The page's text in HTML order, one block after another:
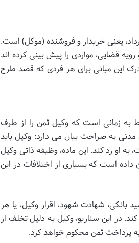
یعنی خریدار و فروشنده (موکل) است.
قضایی، مواردی را پیش بینی کرده اند
این مبانی برای هر فردی که قصد طرح
به زمانی است که وکیل ثمن را از طرف
کرده، اما از تحویل آن به موکل خودداری می کند. ماده 668 قانون مدنی به صراحت بیان می دارد: وکیل باید
او رد کند. این ماده، وظیفه ذاتی وکیل
است که بسیاری از اختلافات در این
بانکی، شهادت شهود، اقرار وکیل، یا هر
در این سناریو، وکیل به دلیل تخلف از
به پرداخت ثمن محکوم خواهد کرد.